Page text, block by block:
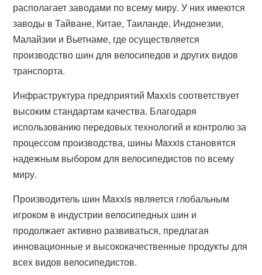
располагает заводами по всему миру. У них имеются
заводы в Тайване, Китае, Таиланде, Индонезии,
Малайзии и Вьетнаме, где осуществляется
производство шин для велосипедов и других видов
транспорта.
Инфраструктура предприятий Maxxis соответствует
высоким стандартам качества. Благодаря
использованию передовых технологий и контролю за
процессом производства, шины Maxxis становятся
надежным выбором для велосипедистов по всему
миру.
Производитель шин Maxxis является глобальным
игроком в индустрии велосипедных шин и
продолжает активно развиваться, предлагая
инновационные и высококачественные продукты для
всех видов велосипедистов.